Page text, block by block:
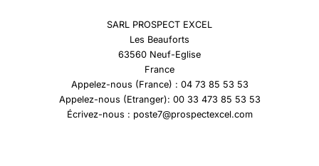
SARL PROSPECT EXCEL
Les Beauforts
63560 Neuf-Eglise
France
Appelez-nous (France) : 04 73 85 53 53
Appelez-nous (Etranger): 00 33 473 85 53 53
Écrivez-nous : poste7@prospectexcel.com